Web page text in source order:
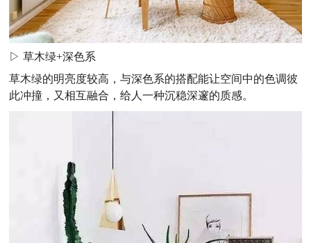
▷ 草木绿+深色系
草木绿的明亮度较高，与深色系的搭配能让空间中的色调彼
此冲撞，又相互融合，给人一种沉稳深邃的质感。